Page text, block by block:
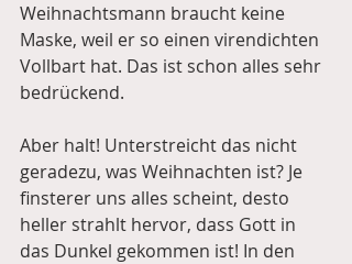
Weihnachtsmann braucht keine
Maske, weil er so einen virendichten
Vollbart hat. Das ist schon alles sehr
bedrückend.
Aber halt! Unterstreicht das nicht
geradezu, was Weihnachten ist? Je
finsterer uns alles scheint, desto
heller strahlt hervor, dass Gott in
das Dunkel gekommen ist! In den